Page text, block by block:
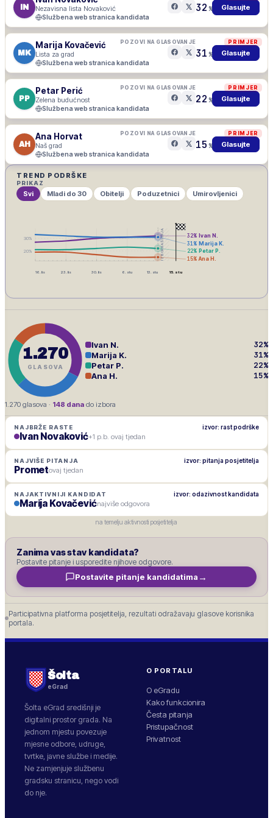
IN Nezavisna lista Novaković
Službena web stranica kandidata
32 % Glasujte
PRIMJER
MK
Marija Kovačević
Lista za grad
POZOVI NA GLASOVANJE
Službena web stranica kandidata
31 % Glasujte
PRIMJER
PP
Petar Perić
Zelena budućnost
POZOVI NA GLASOVANJE
Službena web stranica kandidata
22 % Glasujte
PRIMJER
AH
Ana Horvat
Naš grad
POZOVI NA GLASOVANJE
Službena web stranica kandidata
15 % Glasujte
TREND PODRŠKE
PRIKAZ
Svi Mladi do 30 Obitelji Poduzetnici Umirovljenici
IZBORNA ŠUTNJA
20%
30% 32% Ivan N.
31% Marija K.
22% Petar P.
15% Ana H.
16. lis 23. lis 30. lis 6. stu 13. stu 15. stu
1.270
GLASOVA
Ivan N. 32%
Marija K. 31%
Petar P. 22%
Ana H. 15%
1.270 glasova · 148 dana do izbora
NAJBRŽE RASTE izvor: rast podrške
Ivan Novaković+1 p.b. ovaj tjedan
NAJVIŠE PITANJA izvor: pitanja posjetitelja
Prometovaj tjedan
NAJAKTIVNIJI KANDIDAT izvor: odazivnost kandidata
Marija Kovačevićnajviše odgovora
na temelju aktivnosti posjetitelja
Zanima vas stav kandidata?
Postavite pitanje i usporedite njihove odgovore.
Postavite pitanje kandidatima →
Participativna platforma posjetitelja, rezultati odražavaju glasove korisnika
portala.
Šolta
eGrad
Šolta eGrad središnji je
digitalni prostor grada. Na
jednom mjestu povezuje
mjesne odbore, udruge,
tvrtke, javne službe i medije.
Ne zamjenjuje službenu
gradsku stranicu, nego vodi
do nje.
O PORTALU
O eGradu
Kako funkcionira
Česta pitanja
Pristupačnost
Privatnost